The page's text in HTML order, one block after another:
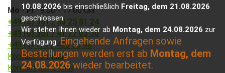
Mo -Fr: 9.00 - 17.00 Uhr
+49 (0) 361 / 30 25 81 24
+49 (0) 361 / 41 77 03 30
+49 (0) 179 / 425 50 98
Kontaktformular
Kontakt per E-Mail
10.08.2026 bis einschließlich Freitag, dem 21.08.2026
geschlossen.
Wir stehen Ihnen wieder ab Montag, dem 24.08.2026 zur
Verfügung.Eingehende Anfragen sowie
Bestellungen werden erst ab Montag, dem
24.08.2026wieder bearbeitet.